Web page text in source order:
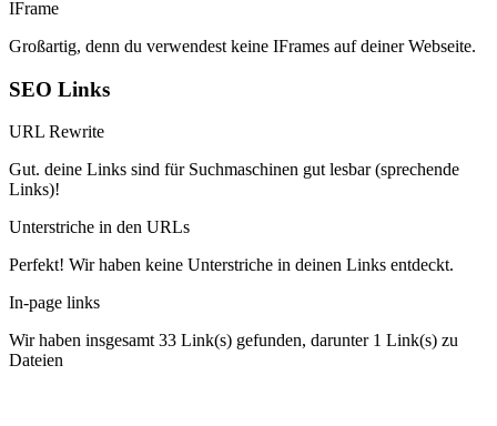
IFrame
Großartig, denn du verwendest keine IFrames auf deiner Webseite.
SEO Links
URL Rewrite
Gut. deine Links sind für Suchmaschinen gut lesbar (sprechende
Links)!
Unterstriche in den URLs
Perfekt! Wir haben keine Unterstriche in deinen Links entdeckt.
In-page links
Wir haben insgesamt 33 Link(s) gefunden, darunter 1 Link(s) zu
Dateien